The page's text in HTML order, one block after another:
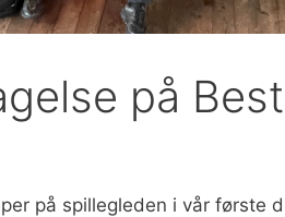
på
på spillegleden i vår første